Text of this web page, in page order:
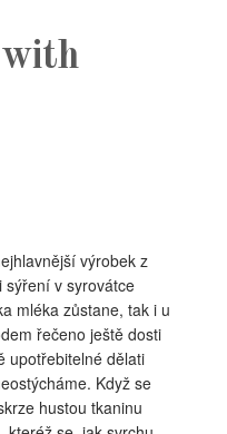
with
výrobek z
sýření v syrovátce
mléka zůstane, tak i u
řečeno ještě dosti
upotřebitelné dělati
Když se
hustou tkaninu